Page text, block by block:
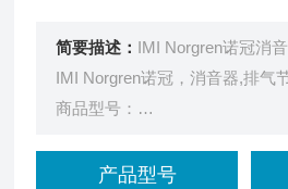
简要描述： IMI Norgren诺冠消
IMI Norgren诺冠，消音器,排气
商品型号：
订货号：产品型号